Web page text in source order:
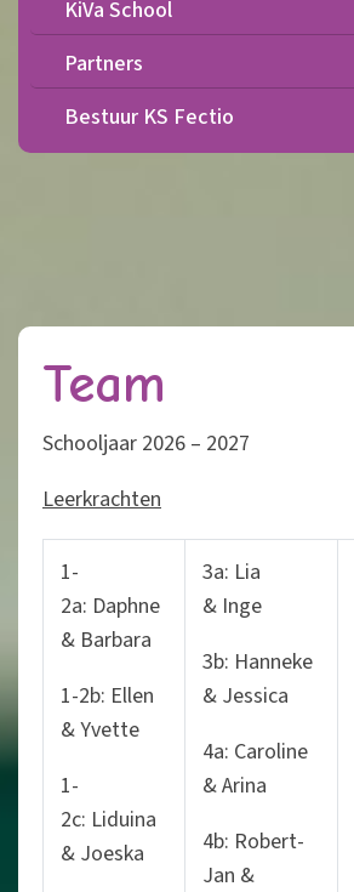
KiVa School
Partners
Bestuur KS Fectio
Team
Schooljaar 2026 – 2027
Leerkrachten
1-
2a: Daphne
& Barbara
1-2b: Ellen
& Yvette
1-
2c: Liduina
& Joeska
3a: Lia
& Inge
3b: Hanneke
& Jessica
4a: Caroline
& Arina
4b: Robert-
Jan &